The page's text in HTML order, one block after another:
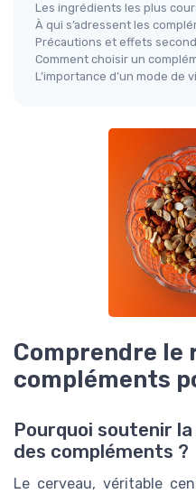
Les ingrédients les plus
À qui s’adressent les
Précautions et effets
Comment choisir un
L’importance d’un mode de
Comprendre le
compléments
Pourquoi soutenir
des compléments ?
Le cerveau, véritable